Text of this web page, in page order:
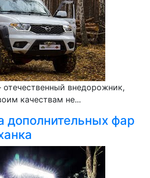
отечественный внедорожник,
качествам не...
дополнительных фар